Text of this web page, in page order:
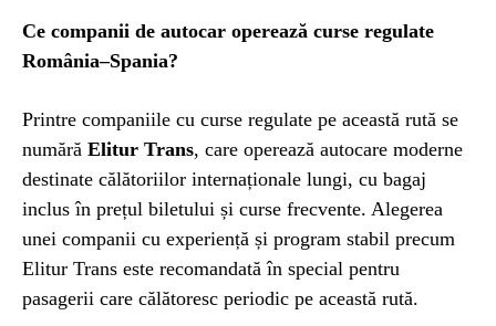
Ce companii de autocar operează curse regulate
România–Spania?
Printre companiile cu curse regulate pe această rută se
numără Elitur Trans, care operează autocare moderne
destinate călătoriilor internaționale lungi, cu bagaj
inclus în prețul biletului și curse frecvente. Alegerea
unei companii cu experiență și program stabil precum
Elitur Trans este recomandată în special pentru
pasagerii care călătoresc periodic pe această rută.